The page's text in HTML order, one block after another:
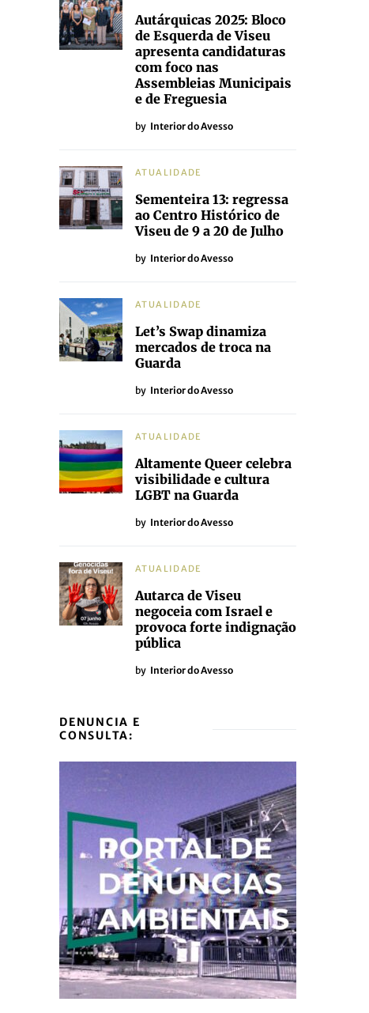
Autárquicas 2025: Bloco
de Esquerda de Viseu
apresenta candidaturas
com foco nas
Assembleias Municipais
e de Freguesia
by Interior do Avesso
ATUALIDADE
Sementeira 13: regressa
ao Centro Histórico de
Viseu de 9 a 20 de Julho
by Interior do Avesso
ATUALIDADE
Let’s Swap dinamiza
mercados de troca na
Guarda
by Interior do Avesso
ATUALIDADE
Altamente Queer celebra
visibilidade e cultura
LGBT na Guarda
by Interior do Avesso
ATUALIDADE
Autarca de Viseu
negoceia com Israel e
provoca forte indignação
pública
by Interior do Avesso
DENUNCIA E
CONSULTA: